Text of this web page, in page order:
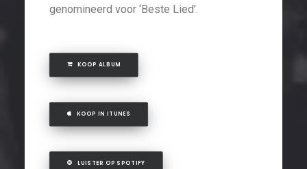
genomineerd voor ‘Beste Lied’.
KOOP ALBUM
KOOP IN ITUNES
LUISTER OP SPOTIFY